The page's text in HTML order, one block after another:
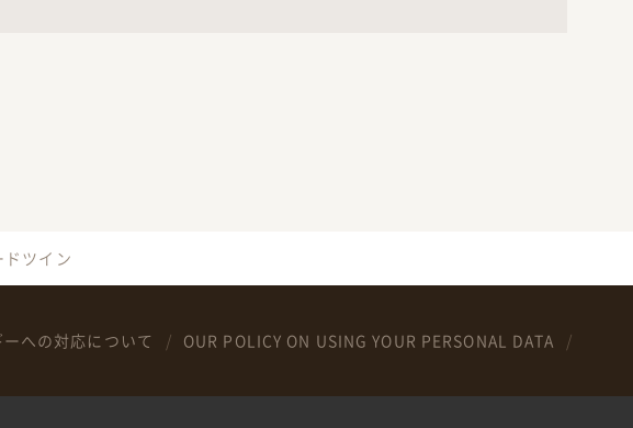
ドツイン
への対応について OUR POLICY ON USING YOUR PERSONAL DATA